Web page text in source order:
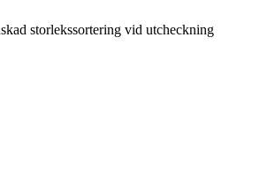
storlekssortering vid utcheckning